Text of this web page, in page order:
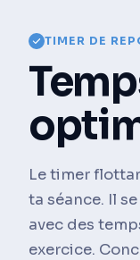
TIMER DE
Le timer
ta séance. Il
avec des
exercice.